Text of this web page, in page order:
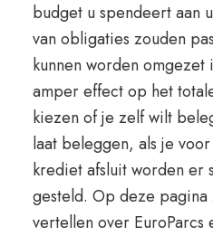
budget u spendeert aan
van obligaties zouden
kunnen worden
amper effect op het
kiezen of je zelf wilt
laat beleggen, als je
krediet afsluit worden er
gesteld. Op deze
vertellen over